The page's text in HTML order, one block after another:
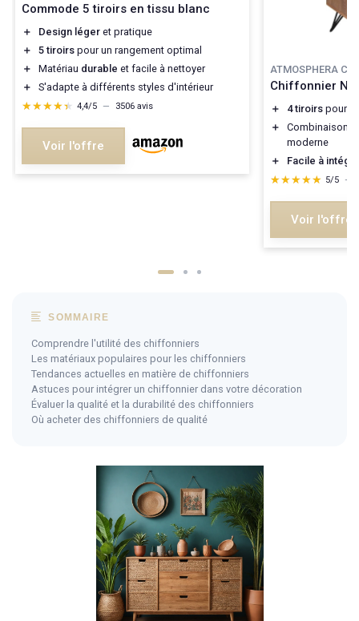
Commode 5 tiroirs en tissu blanc
＋ Design léger et pratique
＋
5 tiroirs pour un rangement optimal
＋
Matériau durable et facile à nettoyer
＋
S'adapte à différents styles d'intérieur
★★★★★
★★★★★ 4,4/5 — 3506 avis
Voir l'offre
ATMOSPHERA
Chiffonnier
＋ 4 tiroirs pour
＋
Combinaison
moderne
＋
Facile à
★★★★★
★★★★★ 5/5 —
Voir l'offre
SOMMAIRE
Comprendre l'utilité des chiffonniers
Les matériaux populaires pour les chiffonniers
Tendances actuelles en matière de chiffonniers
Astuces pour intégrer un chiffonnier dans votre décoration
Évaluer la qualité et la durabilité des chiffonniers
Où acheter des chiffonniers de qualité